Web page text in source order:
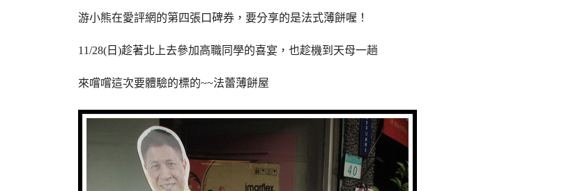
游小熊在愛評網的第四張口碑券，要分享的是法式薄餅喔！
11/28(日)趁著北上去參加高職同學的喜宴，也趁機到天母一趟
來嚐嚐這次要體驗的標的~~法蕾薄餅屋